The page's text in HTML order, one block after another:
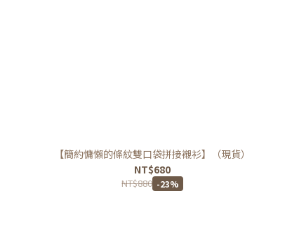
【簡約慵懶的條紋雙口袋拼接襯衫】（現貨）
NT$680
NT$880 -23%